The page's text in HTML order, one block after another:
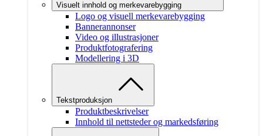
Visuelt innhold og merkevarebygging
Logo og visuell merkevarebygging
Bannerannonser
Video og illustrasjoner
Produktfotografering
Modellering i 3D
Tekstproduksjon
Produktbeskrivelser
Innhold til nettsteder og markedsføring